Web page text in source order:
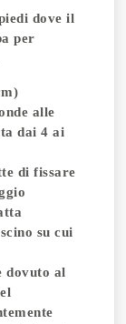
dove il
per
alle
dai 4 ai
di fissare
su cui
dovuto al